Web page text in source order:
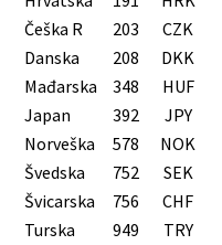
Češka R
203 CZK
Danska
208 DKK
Mađarska
348 HUF
Japan
392 JPY
Norveška
578 NOK
Švedska
752 SEK
Švicarska
756 CHF
Turska
949 TRY